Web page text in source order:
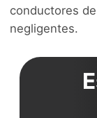
conductores
negligentes.